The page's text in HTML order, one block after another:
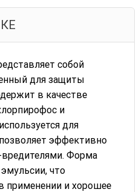
собой
для защиты
в качестве
и
для
эффективно
Форма
что
применении и хорошее